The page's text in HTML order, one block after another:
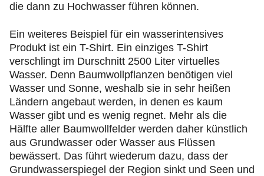
die dann zu Hochwasser führen können.
Ein weiteres Beispiel für ein wasserintensives
Produkt ist ein T-Shirt. Ein einziges T-Shirt
verschlingt im Durschnitt 2500 Liter virtuelles
Wasser. Denn Baumwollpflanzen benötigen viel
Wasser und Sonne, weshalb sie in sehr heißen
Ländern angebaut werden, in denen es kaum
Wasser gibt und es wenig regnet. Mehr als die
Hälfte aller Baumwollfelder werden daher künstlich
aus Grundwasser oder Wasser aus Flüssen
bewässert. Das führt wiederum dazu, dass der
Grundwasserspiegel der Region sinkt und Seen und